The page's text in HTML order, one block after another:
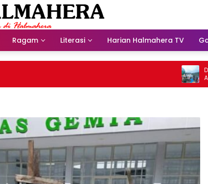
Ragam Literasi Harian Halmahera TV
Donasi
Al